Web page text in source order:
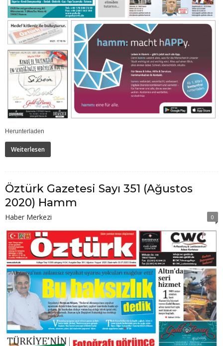
Herunterladen
Weiterlesen
Öztürk Gazetesi Sayı 351 (Ağustos
2020) Hamm
Haber Merkezi 0